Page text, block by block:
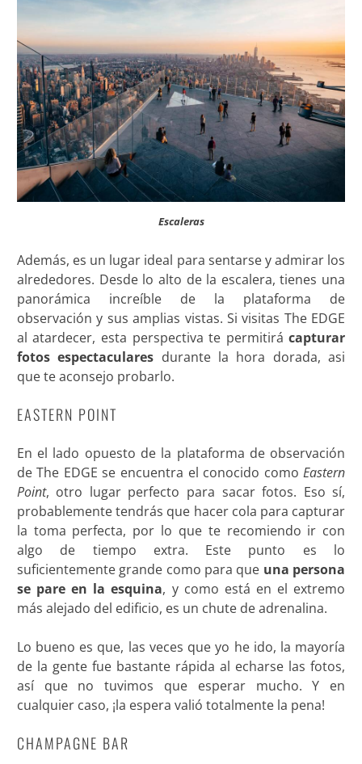
Escaleras
Además, es un lugar ideal para sentarse y admirar los
alrededores. Desde lo alto de la escalera, tienes una
panorámica increíble de la plataforma de
observación y sus amplias vistas. Si visitas The EDGE
al atardecer, esta perspectiva te permitirácapturar
fotos espectaculares durante la hora dorada, asi
que te aconsejo probarlo.
EASTERN POINT
En el lado opuesto de la plataforma de observación
de The EDGE se encuentra el conocido comoEastern
Point, otro lugar perfecto para sacar fotos. Eso sí,
probablemente tendrás que hacer cola para capturar
la toma perfecta, por lo que te recomiendo ir con
algo de tiempo extra. Este punto es lo
suficientemente grande como para que una persona
se pare en la esquina, y como está en el extremo
más alejado del edificio, es un chute de adrenalina.
Lo bueno es que, las veces que yo he ido, la mayoría
de la gente fue bastante rápida al echarse las fotos,
así que no tuvimos que esperar mucho. Y en
cualquier caso, ¡la espera valió totalmente la pena!
CHAMPAGNE BAR